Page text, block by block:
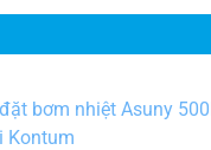
bơm nhiệt Asuny
Kontum